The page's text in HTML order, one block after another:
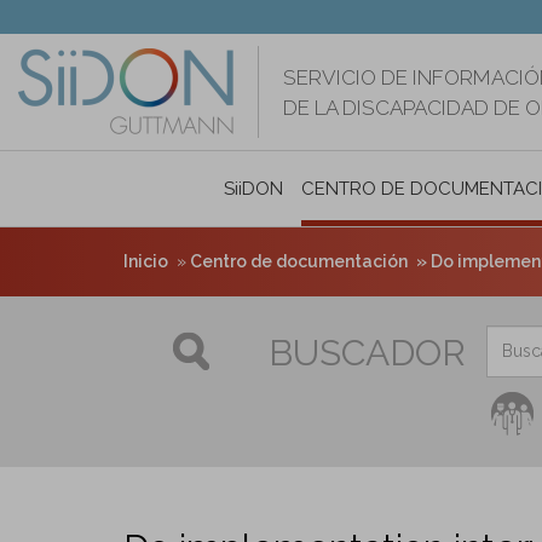
contenido
principal
SERVICIO DE
DE LA DISCAPACIDAD DE
SiiDON CENTRO DE
Inicio Centro de documentación Do
BUSCADOR